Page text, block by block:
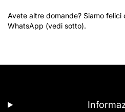
Avete altre domande? Siamo
WhatsApp (vedi sotto).